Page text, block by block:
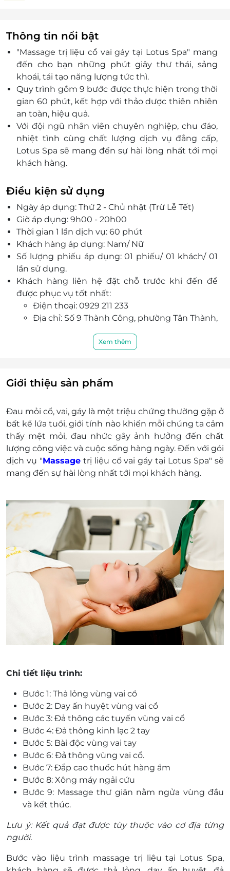
Thông tin nổi bật
"Massage trị liệu cổ vai gáy tại Lotus Spa" mang
đến cho bạn những phút giây thư thái, sảng
khoái, tái tạo năng lượng tức thì.
Quy trình gồm 9 bước được thực hiện trong thời
gian 60 phút, kết hợp với thảo dược thiên nhiên
an toàn, hiệu quả.
Với đội ngũ nhân viên chuyên nghiệp, chu đáo,
nhiệt tình cùng chất lượng dịch vụ đẳng cấp,
Lotus Spa sẽ mang đến sự hài lòng nhất tới mọi
khách hàng.
Điều kiện sử dụng
Ngày áp dụng: Thứ 2 - Chủ nhật (Trừ Lễ Tết)
Giờ áp dụng: 9h00 - 20h00
Thời gian 1 lần dịch vụ: 60 phút
Khách hàng áp dụng: Nam/ Nữ
Số lượng phiếu áp dụng: 01 phiếu/ 01 khách/ 01
lần sử dụng.
Khách hàng liên hệ đặt chỗ trước khi đến để
được phục vụ tốt nhất:
Điện thoại: 0929 211 233
Địa chỉ: Số 9 Thành Công, phường Tân Thành,
Một khách hàng được mua nhiều phiếu.
Không áp dụng đồng thời với chương trình
khuyến mại khác
Xem thêm
Giới thiệu sản phẩm
Đau mỏi cổ, vai, gáy là một triệu chứng thường gặp ở
bất kể lứa tuổi, giới tính nào khiến mỗi chúng ta cảm
thấy mệt mỏi, đau nhức gây ảnh hưởng đến chất
lượng công việc và cuộc sống hàng ngày. Đến với gói
dịch vụ "Massagetrị liệu cổ vai gáy tại Lotus Spa" sẽ
mang đến sự hài lòng nhất tới mọi khách hàng.
Chi tiết liệu trình:
Bước 1: Thả lỏng vùng vai cổ
Bước 2: Day ấn huyệt vùng vai cổ
Bước 3: Đả thông các tuyến vùng vai cổ
Bước 4: Đả thông kinh lạc 2 tay
Bước 5: Bài độc vùng vai tay
Bước 6: Đả thông vùng vai cổ.
Bước 7: Đắp cao thuốc hút hàng ẩm
Bước 8: Xông máy ngải cứu
Bước 9: Massage thư giãn nằm ngửa vùng đầu
và kết thúc.
Lưu ý: Kết quả đạt được tùy thuộc vào cơ địa từng
người.
Bước vào liệu trình massage trị liệu tại Lotus Spa,